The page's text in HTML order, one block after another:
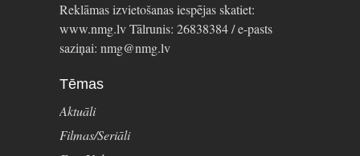
Reklāmas izvietošanas iespējas skatiet:
www.nmg.lv Tālrunis: 26838384 / e-pasts
saziņai: nmg@nmg.lv
Tēmas
Aktuāli
Filmas/Seriāli